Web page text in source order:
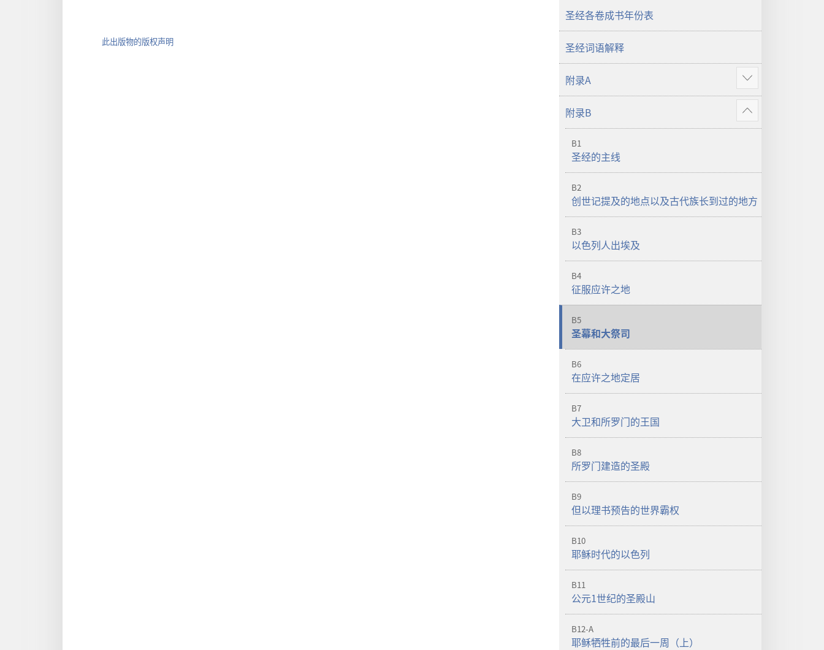
此出版物的版权声明
本
（2019
年
圣经各卷成书年份表
圣经词语解释
附录A
显
示
更
多
附录B
显
示
B1
圣经的主线
B2
创世记提及的地点以及古代族长到过的地方
B3
以色列人出埃及
B4
征服应许之地
B5
圣幕和大祭司
B6
在应许之地定居
B7
大卫和所罗门的王国
B8
所罗门建造的圣殿
B9
但以理书预告的世界霸权
B10
耶稣时代的以色列
B11
公元1世纪的圣殿山
B12-A
耶稣牺牲前的最后一周（上）